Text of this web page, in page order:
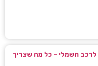
לרכב חשמלי – כל מה שצריך